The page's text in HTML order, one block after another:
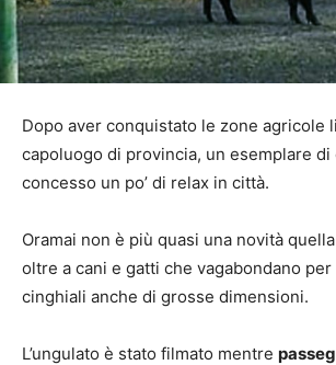
Dopo aver conquistato le zone agricole
capoluogo di provincia, un esemplare di
concesso un po’ di relax in città.
Oramai non è più quasi una novità
oltre a cani e gatti che vagabondano
cinghiali anche di grosse dimensioni.
L’ungulato è stato filmato mentre